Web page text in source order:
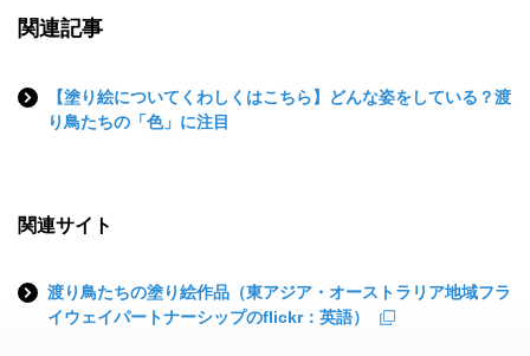
関連記事
【塗り絵についてくわしくはこちら】どんな姿をしている？渡
り鳥たちの「色」に注目
関連サイト
渡り鳥たちの塗り絵作品（東アジア・オーストラリア地域フラ
イウェイパートナーシップのflickr：英語）